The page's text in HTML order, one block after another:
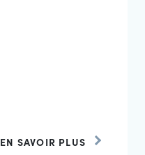
EN SAVOIR PLUS